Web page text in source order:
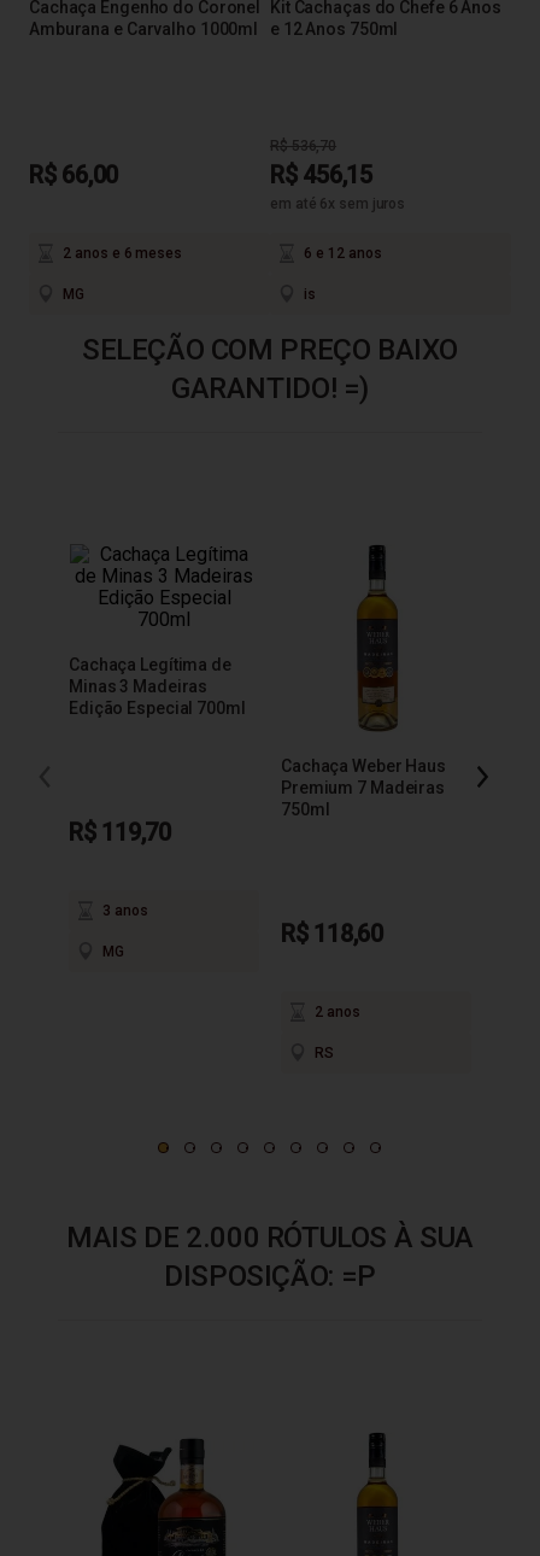
Cachaça Engenho do Coronel
Amburana e Carvalho 1000ml
R$ 66,00
2 anos e 6 meses
MG
Kit Cachaças do Chefe 6 Anos
e 12 Anos 750ml
R$ 536,70
R$ 456,15
em até 6x sem juros
6 e 12 anos
is
SELEÇÃO COM PREÇO BAIXO
GARANTIDO! =)
Cachaça Legítima de
Minas 3 Madeiras
Edição Especial 700ml
R$ 119,70
3 anos
MG
Cachaça Weber Haus
Premium 7 Madeiras
750ml
R$ 118,60
2 anos
RS
MAIS DE 2.000 RÓTULOS À SUA
DISPOSIÇÃO: =P